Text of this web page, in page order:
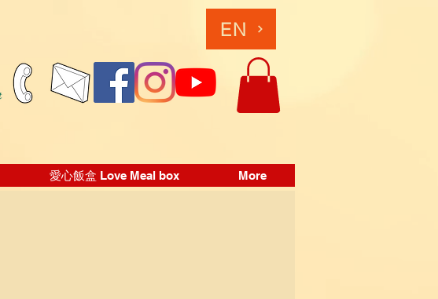
EN
愛心飯盒 Love Meal box More